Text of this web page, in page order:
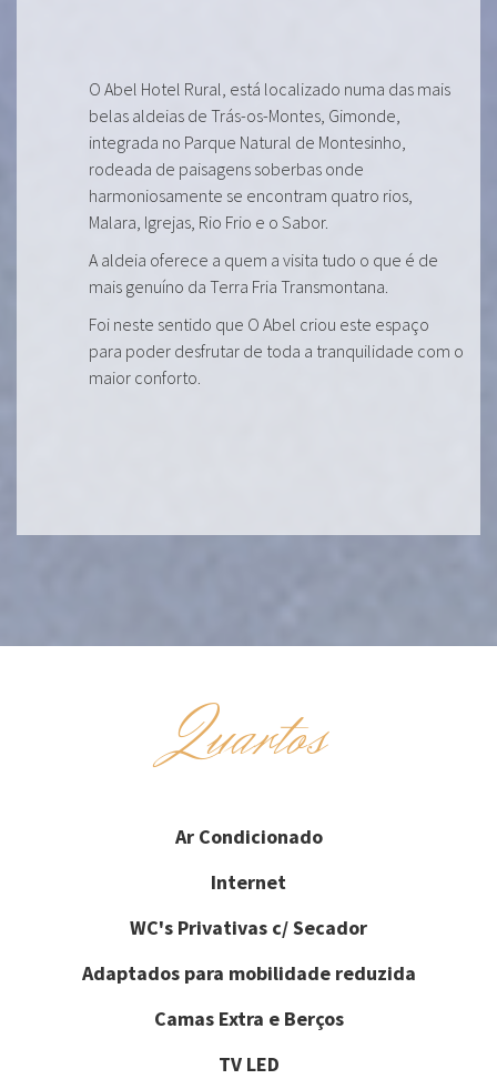
O Abel Hotel Rural, está localizado numa das mais
belas aldeias de Trás-os-Montes, Gimonde,
integrada no Parque Natural de Montesinho,
rodeada de paisagens soberbas onde
harmoniosamente se encontram quatro rios,
Malara, Igrejas, Rio Frio e o Sabor.
A aldeia oferece a quem a visita tudo o que é de
mais genuíno da Terra Fria Transmontana.
Foi neste sentido que O Abel criou este espaço
para poder desfrutar de toda a tranquilidade com o
maior conforto.
Quartos
Ar Condicionado
Internet
WC's Privativas c/ Secador
Adaptados para mobilidade reduzida
Camas Extra e Berços
TV LED